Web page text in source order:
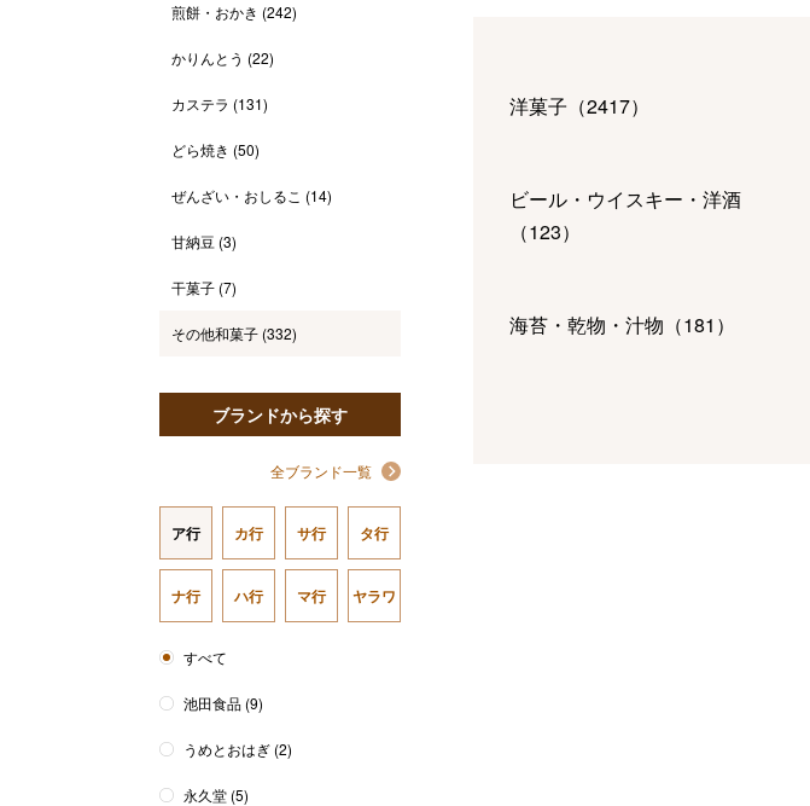
洋菓子 （2417）
ビール・ウイスキー・洋酒
（123）
海苔・乾物・汁物 （181 ）
煎餅・おかき (242)
かりんとう (22)
カステラ (131)
どら焼き (50)
ぜんざい・おしるこ (14)
甘納豆 (3)
干菓子 (7)
その他和菓子 (332)
ブランドから探す
全ブランド一覧
ア行 カ行 サ行 タ行
ナ行 ハ行 マ行 ヤラワ
すべて
池田食品 (9)
うめとおはぎ (2)
永久堂 (5)